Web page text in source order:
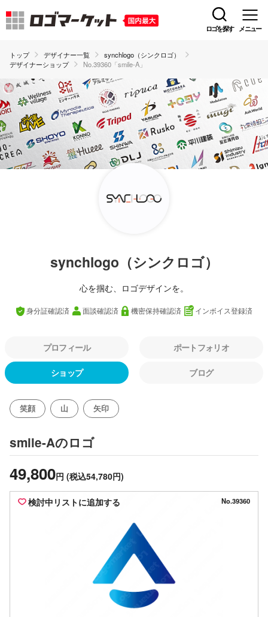
ロゴを探す メニュー
トップ デザイナー一覧
synchlogo（シンクロゴ）
デザイナーショップ
No.39360「smile-A」
synchlogo（シンクロゴ）
心を掴む、ロゴデザインを。
身分証確認済 面談確認済 機密保持確認済 インボイス登録済
プロフィール ポートフォリオ
ショップ ブログ
笑顔 山 矢印
smile-Aのロゴ
49,800円 (税込54,780円)
検討中リストに追加する No.39360